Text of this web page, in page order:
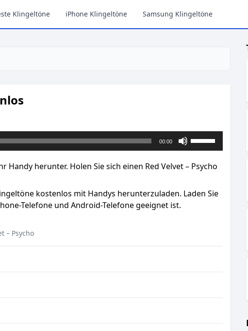
Klingeltöne iPhone Klingeltöne Samsung Klingeltöne
00:00
um
Lautstärke
Handy herunter. Holen Sie sich einen Red Velvet – Psycho
kostenlos mit Handys herunterzuladen. Laden Sie
Telefone und Android-Telefone geeignet ist.
– Psycho